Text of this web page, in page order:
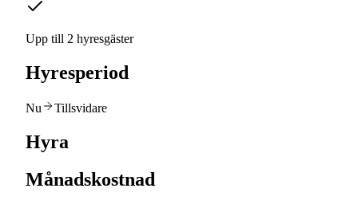
Upp till 2 hyresgäster
Hyresperiod
Nu Tillsvidare
Hyra
Månadskostnad